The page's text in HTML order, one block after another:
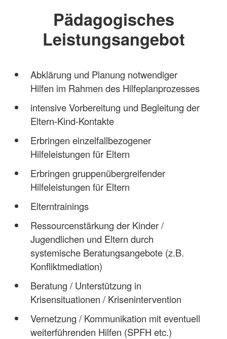
Pädagogisches
Leistungsangebot
Abklärung und Planung notwendiger
Hilfen im Rahmen des Hilfeplanprozesses
intensive Vorbereitung und Begleitung der
Eltern-Kind-Kontakte
Erbringen einzelfallbezogener
Hilfeleistungen für Eltern
Erbringen gruppenübergreifender
Hilfeleistungen für Eltern
Elterntrainings
Ressourcenstärkung der Kinder /
Jugendlichen und Eltern durch
systemische Beratungsangebote (z.B.
Konfliktmediation)
Beratung / Unterstützung in
Krisensituationen / Krisenintervention
Vernetzung / Kommunikation mit eventuell
weiterführenden Hilfen (SPFH etc.)